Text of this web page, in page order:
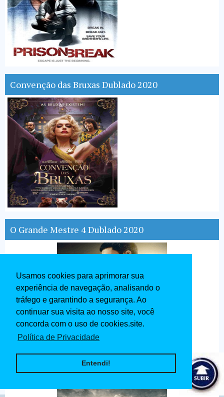
Usamos cookies para aprimorar sua
experiência de navegação, analisando o
tráfego e garantindo a segurança. Ao
continuar sua visita ao nosso site, você
concorda com o uso de cookies.site.
Política de Privacidade
Entendi!
Convenção das Bruxas Dublado 2020
O Grande Mestre 4 Dublado 2020
Ip Man O Mestre do Kung Fu Dublado 2020